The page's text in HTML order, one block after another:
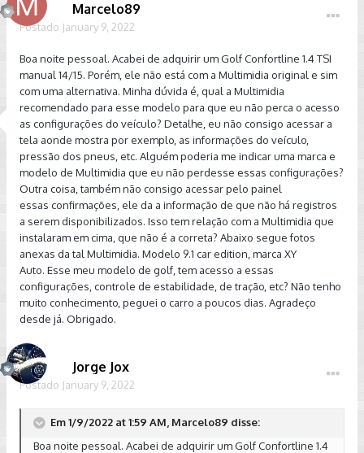
Marcelo89
Postado January 9, 2022
Boa noite pessoal. Acabei de adquirir um Golf Confortline 1.4 TSI
manual 14/15. Porém, ele não está com a Multimidia original e sim
com uma alternativa. Minha dúvida é, qual a Multimidia
recomendado para esse modelo para que eu não perca o acesso
as configurações do veículo? Detalhe, eu não consigo acessar a
tela aonde mostra por exemplo, as informações do veículo,
pressão dos pneus, etc. Alguém poderia me indicar uma marca e
modelo de Multimidia que eu não perdesse essas configurações?
Outra coisa, também não consigo acessar pelo painel
essas confirmações, ele da a informação de que não há registros
a serem disponibilizados. Isso tem relação com a Multimidia que
instalaram em cima, que não é a correta? Abaixo segue fotos
anexas da tal Multimidia. Modelo 9.1 car edition, marca XY
Auto. Esse meu modelo de golf, tem acesso a essas
configurações, controle de estabilidade, de tração, etc? Não tenho
muito conhecimento, peguei o carro a poucos dias. Agradeço
desde já. Obrigado.
Jorge Jox
Postado January 9, 2022
Em 1/9/2022 at 1:59 AM, Marcelo89 disse:
Boa noite pessoal. Acabei de adquirir um Golf Confortline 1.4